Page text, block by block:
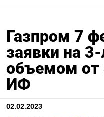
Газпром 7
заявки на
объемом от
ИФ
02.02.2023